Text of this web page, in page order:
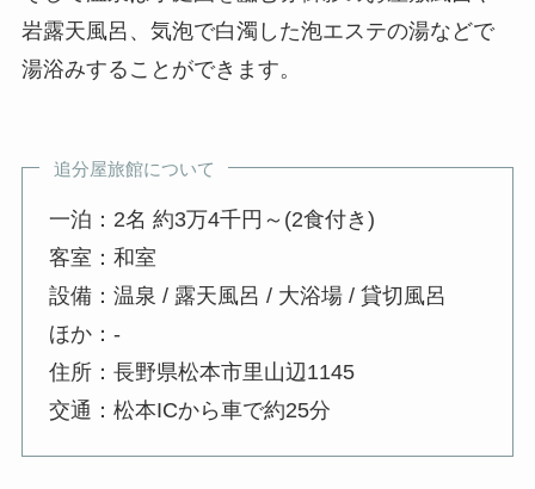
岩露天風呂、気泡で白濁した泡エステの湯などで
湯浴みすることができます。
追分屋旅館について
一泊：2名 約3万4千円～(2食付き)
客室：和室
設備：温泉 / 露天風呂 / 大浴場 / 貸切風呂
ほか：-
住所：長野県松本市里山辺1145
交通：松本ICから車で約25分